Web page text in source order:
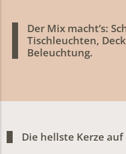
Der Mix macht’s:
Tischleuchten,
Beleuchtung.
Die hellste Kerze